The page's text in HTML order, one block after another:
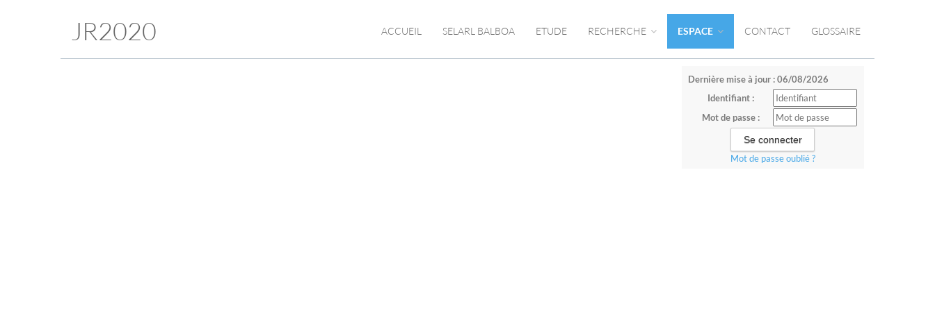
JR2020 ACCUEIL SELARL BALBOA ETUDE RECHERCHE ESPACE CONTACT GLOSSAIRE
Dernière mise à jour : 06/08/2026
Identifiant :
Mot de passe :
Mot de passe oublié ?